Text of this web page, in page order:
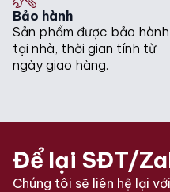
Bảo hành
Sản phẩm được bảo hành
tại nhà, thời gian tính từ
ngày giao hàng.
Để lại SĐT/
Chúng tôi sẽ liên hệ lại